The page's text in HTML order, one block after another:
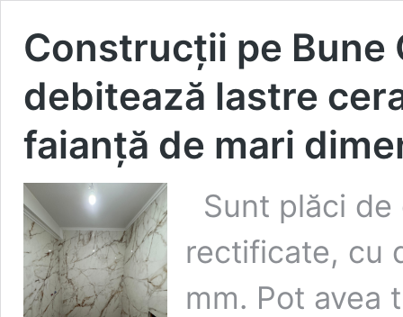
Construcții pe Bune
debitează lastre
faianță de mari
Sunt plăci
rectificate, cu
mm. Pot avea